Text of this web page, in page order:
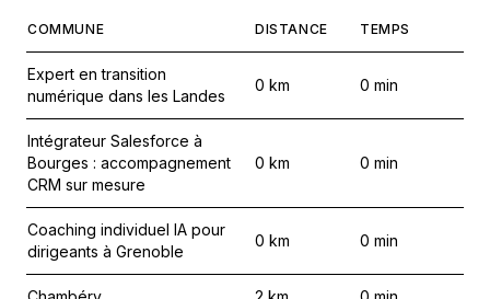
COMMUNE DISTANCE TEMPS
Expert en transition
numérique dans les Landes
0 km 0 min
Intégrateur Salesforce à
Bourges : accompagnement
CRM sur mesure
0 km 0 min
Coaching individuel IA pour
dirigeants à Grenoble
0 km 0 min